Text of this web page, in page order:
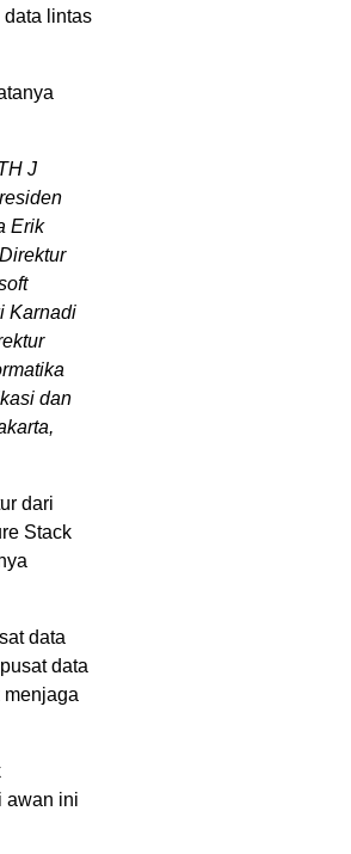
data lintas
J
Erik
Karnadi
dan
dari
Stack
data
data
menjaga
awan ini